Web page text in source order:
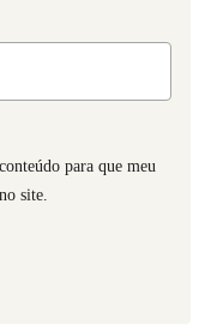
para que meu
site.